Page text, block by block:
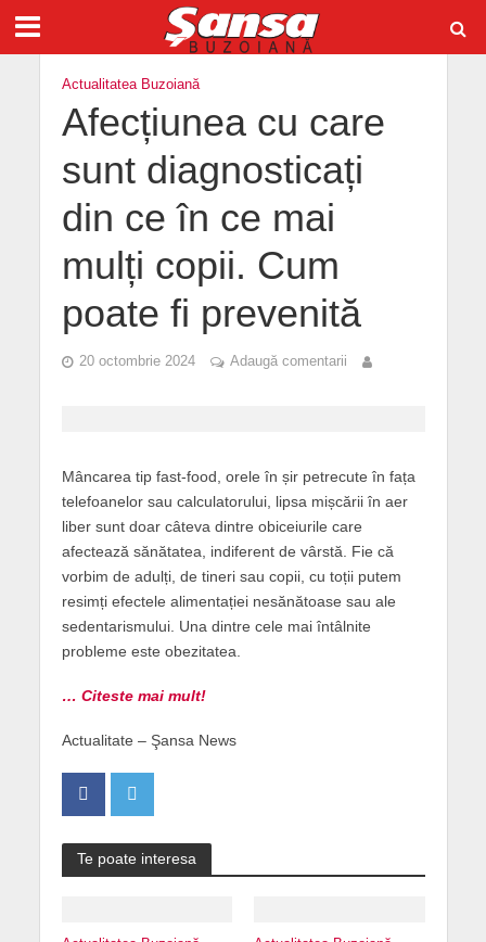
Actualitatea Buzoiană
Afecțiunea cu care
sunt diagnosticați
din ce în ce mai
mulți copii. Cum
poate fi prevenită
20 octombrie 2024 Adaugă comentarii
Mâncarea tip fast-food, orele în șir petrecute în fața
telefoanelor sau calculatorului, lipsa mișcării în aer
liber sunt doar câteva dintre obiceiurile care
afectează sănătatea, indiferent de vârstă. Fie că
vorbim de adulți, de tineri sau copii, cu toții putem
resimți efectele alimentației nesănătoase sau ale
sedentarismului. Una dintre cele mai întâlnite
probleme este obezitatea.
… Citeste mai mult!
Actualitate – Şansa News
Te poate interesa